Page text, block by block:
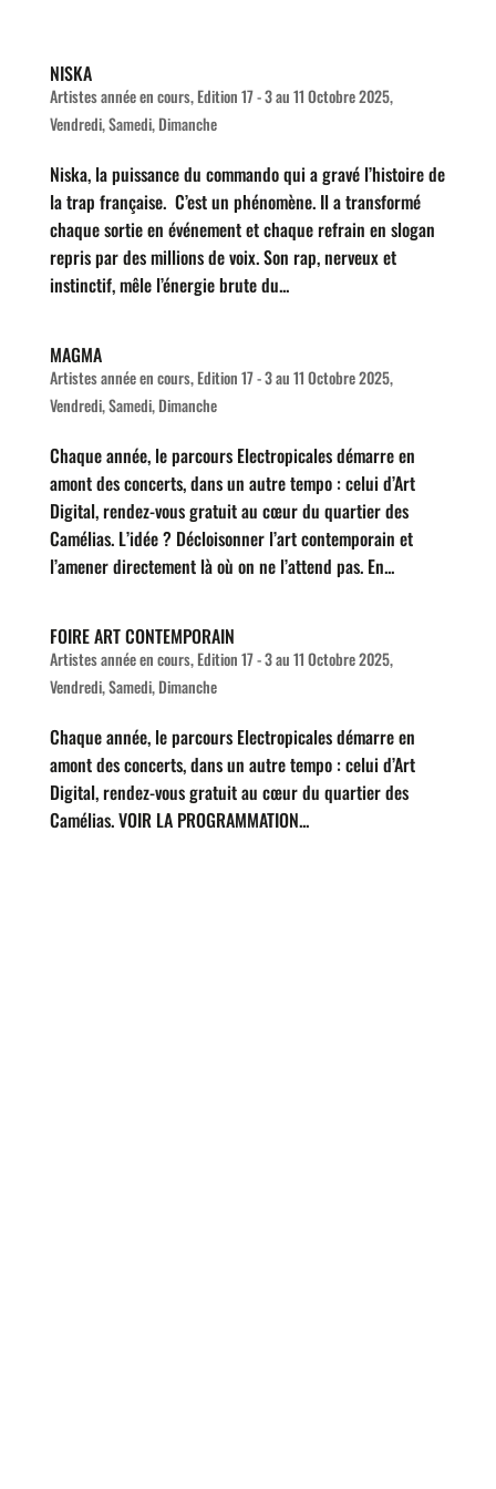
NISKA
Artistes année en cours,Edition 17 - 3 au 11 Octobre 2025,
Vendredi, Samedi, Dimanche
Niska, la puissance du commando qui a gravé l’histoire de
la trap française. C’est un phénomène. Il a transformé
chaque sortie en événement et chaque refrain en slogan
repris par des millions de voix. Son rap, nerveux et
instinctif, mêle l’énergie brute du...
MAGMA
Artistes année en cours,Edition 17 - 3 au 11 Octobre 2025,
Vendredi, Samedi, Dimanche
Chaque année, le parcours Electropicales démarre en
amont des concerts, dans un autre tempo : celui d’Art
Digital, rendez-vous gratuit au cœur du quartier des
Camélias. L’idée ? Décloisonner l’art contemporain et
l’amener directement là où on ne l’attend pas. En...
FOIRE ART CONTEMPORAIN
Artistes année en cours,Edition 17 - 3 au 11 Octobre 2025,
Vendredi, Samedi, Dimanche
Chaque année, le parcours Electropicales démarre en
amont des concerts, dans un autre tempo : celui d’Art
Digital, rendez-vous gratuit au cœur du quartier des
Camélias. VOIR LA PROGRAMMATION...